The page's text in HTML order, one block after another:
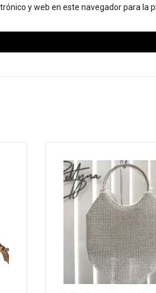
y web en este navegador para la